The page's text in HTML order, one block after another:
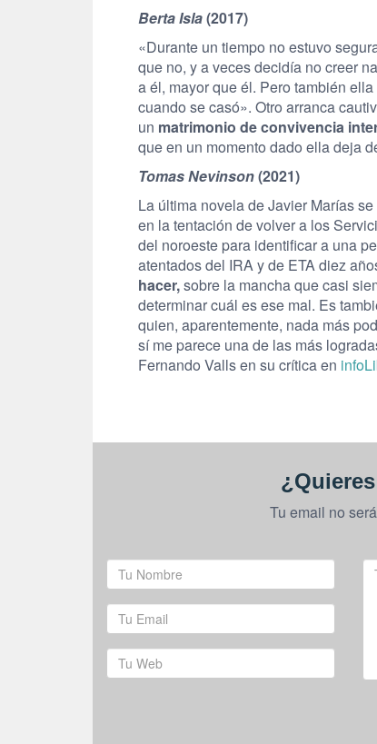
Berta Isla(2017)
«Durante un tiempo no estuvo
que no, y a veces decidía no creer
a él, mayor que él. Pero también
cuando se casó». Otro arranca
un matrimonio de convivencia
que en un momento dado ella deja
Tomas Nevinson(2021)
La última novela de Javier Marías
en la tentación de volver a los
del noroeste para identificar a una
atentados del IRA y de ETA diez
hacer,sobre la mancha que casi
determinar cuál es ese mal. Es
quien, aparentemente, nada más
sí me parece una de las más
Fernando Valls en su crítica en
Tu email no